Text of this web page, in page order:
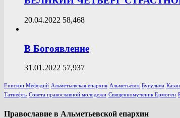
20.04.2022 58,468
В Богоявление
31.01.2022 57,937
Епископ Мефодий Альметьевская епархия Альметьевск Бугульма
Татнефть Совета православной молодежи Священномученик Ермоген
Православие в Альметьевской епархии